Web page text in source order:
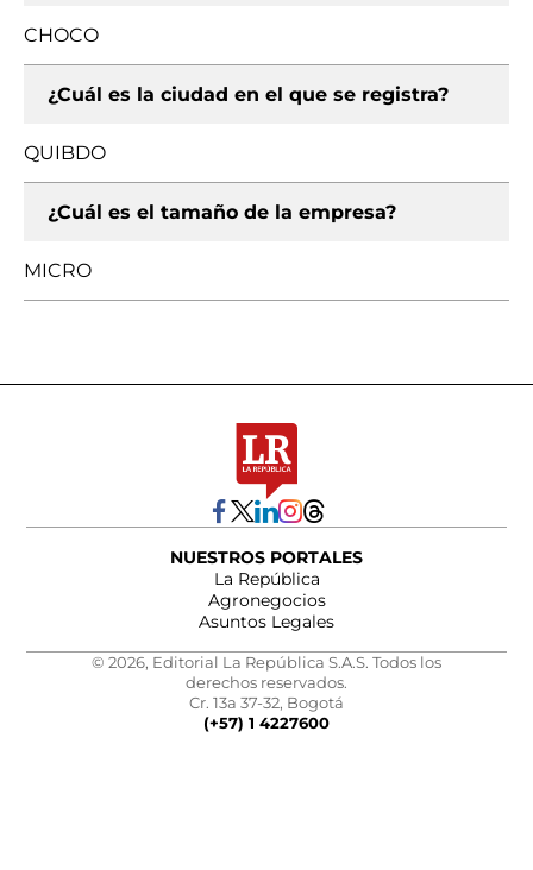
CHOCO
¿Cuál es la ciudad en el que se registra?
QUIBDO
¿Cuál es el tamaño de la empresa?
MICRO
NUESTROS PORTALES
La República
Agronegocios
Asuntos Legales
© 2026, Editorial La República S.A.S. Todos los
derechos reservados.
Cr. 13a 37-32, Bogotá
(+57) 1 4227600